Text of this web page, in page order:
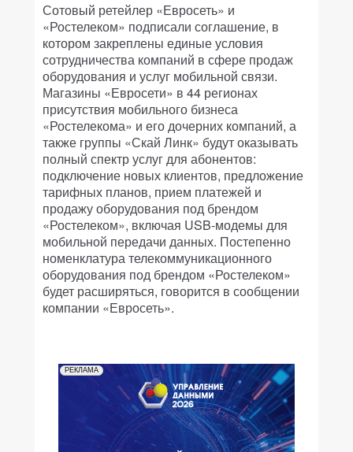
Сотовый ретейлер «Евросеть» и
«Ростелеком» подписали соглашение, в
котором закреплены единые условия
сотрудничества компаний в сфере продаж
оборудования и услуг мобильной связи.
Магазины «Евросети» в 44 регионах
присутствия мобильного бизнеса
«Ростелекома» и его дочерних компаний, а
также группы «Скай Линк» будут оказывать
полный спектр услуг для абонентов:
подключение новых клиентов, предложение
тарифных планов, прием платежей и
продажу оборудования под брендом
«Ростелеком», включая USB-модемы для
мобильной передачи данных. Постепенно
номенклатура телекоммуникационного
оборудования под брендом «Ростелеком»
будет расширяться, говорится в сообщении
компании «Евросеть».
РЕКЛАМА